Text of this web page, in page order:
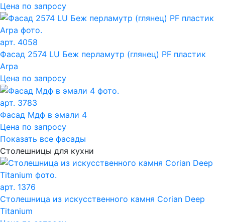
Цена по запросу
арт. 4058
Фасад 2574 LU Беж перламутр (глянец) PF пластик
Arpa
Цена по запросу
арт. 3783
Фасад Мдф в эмали 4
Цена по запросу
Показать все фасады
Столешницы для кухни
арт. 1376
Столешница из искусственного камня Corian Deep
Titanium